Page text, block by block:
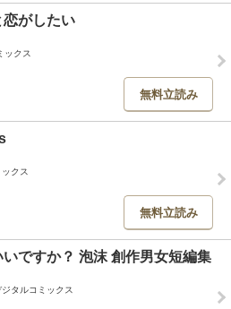
恋がしたい
ックス
無料立読み
クス
無料立読み
ですか？ 泡沫 創作男女短編集
タルコミックス